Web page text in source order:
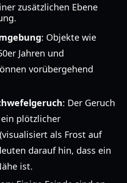
zusätzlichen Ebene
: Objekte wie
Jahren und
vorübergehend
: Der Geruch
plötzlicher
als Frost auf
darauf hin, dass ein
ist.